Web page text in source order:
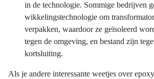
in de technologie. Sommige bedrijven
wikkelingstechnologie om
verpakken, waardoor ze geïsoleerd
tegen de omgeving, en bestand zijn
kortsluiting.
Als je andere interessante weetjes over